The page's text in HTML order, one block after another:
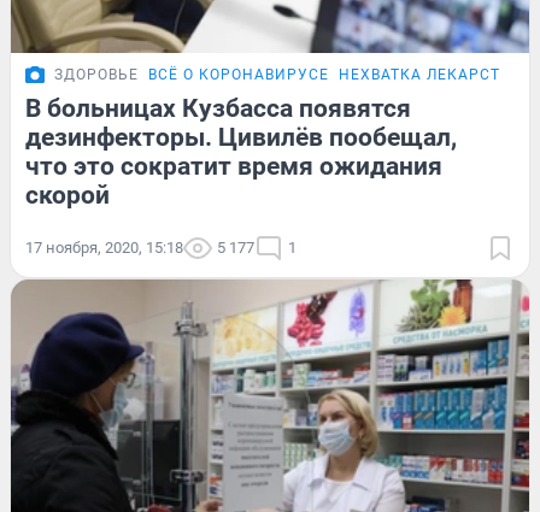
ЗДОРОВЬЕ ВСЁ О КОРОНАВИРУСЕ НЕХВАТКА ЛЕКАРСТВ В
В больницах Кузбасса появятся
дезинфекторы. Цивилёв пообещал,
что это сократит время ожидания
скорой
17 ноября, 2020, 15:18 5 177 1